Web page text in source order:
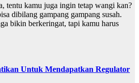
tentu kamu juga ingin tetap wangi kan?
dibilang gampang gampang susah.
bikin berkeringat, tapi kamu harus
Untuk Mendapatkan Regulator